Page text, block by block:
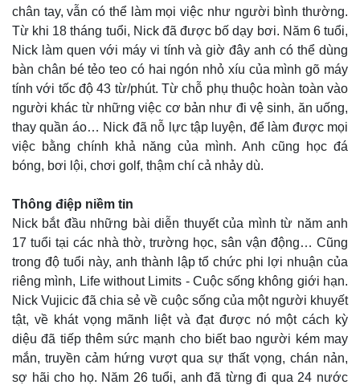
Kinh tế
Bất động sản
Khởi nghiệp
Thị trường
Giá vàng
Tiêu dùng
Tỷ giá
Chứng khoán
Giá cà phê
chân tay, vẫn có thể làm mọi việc như người bình thường.
Từ khi 18 tháng tuổi, Nick đã được bố dạy bơi. Năm 6 tuổi,
Nick làm quen với máy vi tính và giờ đây anh có thể dùng
bàn chân bé tẻo teo có hai ngón nhỏ xíu của mình gõ máy
tính với tốc độ 43 từ/phút. Từ chỗ phụ thuộc hoàn toàn vào
người khác từ những việc cơ bản như đi vệ sinh, ăn uống,
thay quần áo… Nick đã nỗ lực tập luyện, để làm được mọi
việc bằng chính khả năng của mình. Anh cũng học đá
bóng, bơi lội, chơi golf, thậm chí cả nhảy dù.
Thông điệp niềm tin
Nick bắt đầu những bài diễn thuyết của mình từ năm anh
17 tuổi tại các nhà thờ, trường học, sân vận động… Cũng
trong độ tuổi này, anh thành lập tổ chức phi lợi nhuận của
riêng mình, Life without Limits - Cuộc sống không giới hạn.
Nick Vujicic đã chia sẻ về cuộc sống của một người khuyết
tật, về khát vọng mãnh liệt và đạt được nó một cách kỳ
diệu đã tiếp thêm sức mạnh cho biết bao người kém may
mắn, truyền cảm hứng vượt qua sự thất vọng, chán nản,
sợ hãi cho họ. Năm 26 tuổi, anh đã từng đi qua 24 nước